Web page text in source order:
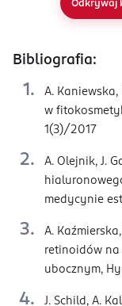
Odkrywaj
Bibliografia:
A.
w
1(3)/2017
A. Olejnik, J.
medycynie
A.
retinoidów na
ubocznym,
J. Schild, A.